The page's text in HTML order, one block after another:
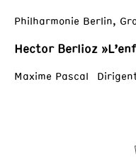
Philharmonie Berlin,
Hector Berlioz
Maxime Pascal